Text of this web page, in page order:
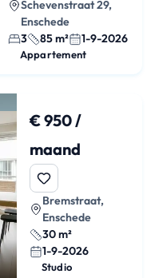
Schevenstraat 29,
Enschede
3
85 m² 1-9-2026
Appartement
€ 950 /
maand
Bremstraat,
Enschede
30 m²
1-9-2026
Studio